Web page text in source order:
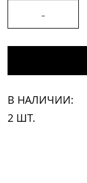
-
В НАЛИЧИИ:
2 ШТ.